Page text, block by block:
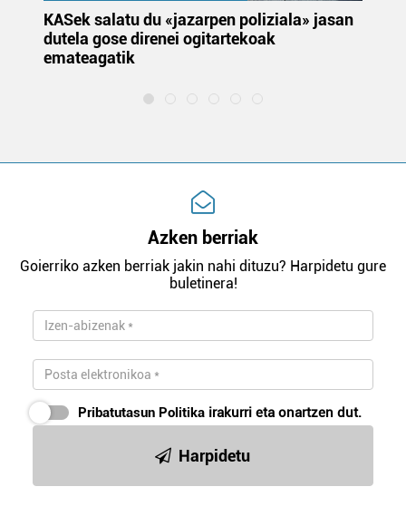
KASek salatu du «jazarpen poliziala» jasan
dutela gose direnei ogitartekoak
emateagatik
Azken berriak
Goierriko azken berriak jakin nahi dituzu? Harpidetu gure
buletinera!
Pribatutasun Politika irakurri eta onartzen dut.
Harpidetu